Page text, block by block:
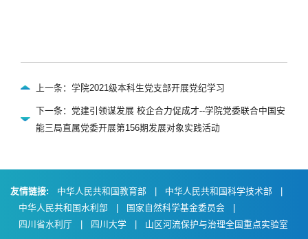
上一条：学院2021级本科生党支部开展党纪学习
下一条：党建引领谋发展 校企合力促成才--学院党委联合中国安
能三局直属党委开展第156期发展对象实践活动
友情链接: 中华人民共和国教育部 中华人民共和国科学技术部
中华人民共和国水利部
国家自然科学基金委员会
四川省水利厅
四川大学 山区河流保护与治理全国重点实验室